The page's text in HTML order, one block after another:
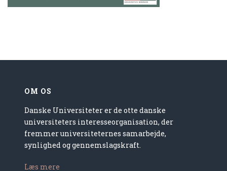
OM OS
Danske Universiteter er de otte danske
universiteters interesseorganisation, der
fremmer universiteternes samarbejde,
synlighed og gennemslagskraft.
Læs mere